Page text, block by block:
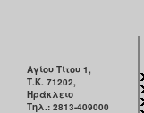
Αγίου Τίτου 1,
Τ.Κ. 71202,
Ηράκλειο
Τηλ.: 2813-409000